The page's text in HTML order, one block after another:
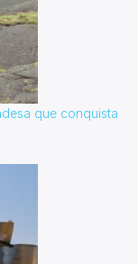
que conquista